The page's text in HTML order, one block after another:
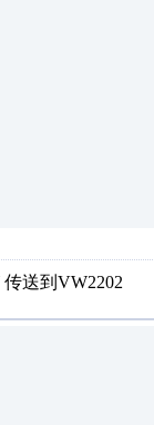
送到VW2202